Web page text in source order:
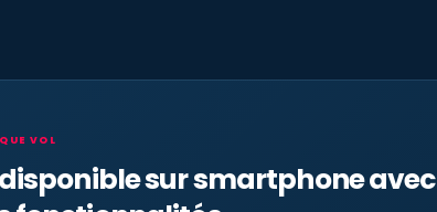
VOL
sur smartphone avec